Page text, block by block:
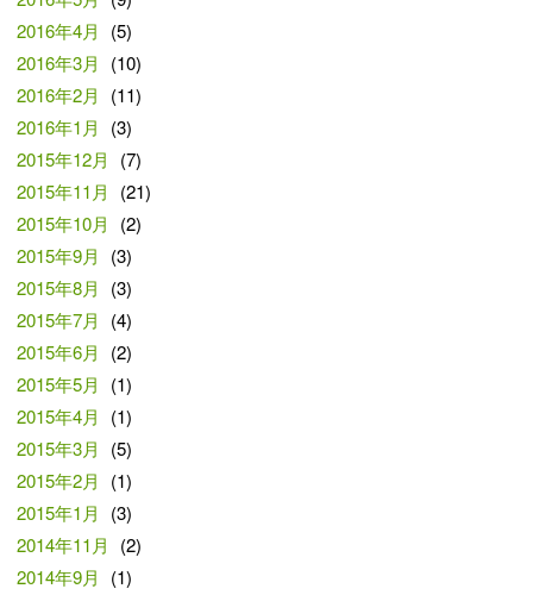
2016年4月
(5)
2016年3月
(10)
2016年2月
(11)
2016年1月
(3)
2015年12月
(7)
2015年11月
(21)
2015年10月
(2)
2015年9月
(3)
2015年8月
(3)
2015年7月
(4)
2015年6月
(2)
2015年5月
(1)
2015年4月
(1)
2015年3月
(5)
2015年2月
(1)
2015年1月
(3)
2014年11月
(2)
2014年9月
(1)